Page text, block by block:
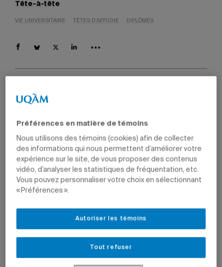
Tête-à-tête
VIE UNIVERSITAIRE TÊTES D'AFFICHE DIPLÔMÉS
ParDominique Forget
SérieTête-à-tête
Rencontre avec des diplômés inspirants, des leaders dans
leur domaine, des innovateurs, des passionnés qui veulent
Joanne Lalumière.
Photo: Nathalie St-Pierre.
Au volant de sa voiturette électrique, Joanne Lalumière
Préférences en matière de témoins
Nous utilisons des témoins (cookies) afin de collecter
des informations qui nous permettent d’améliorer votre
expérience sur le site, de vous proposer des contenus
vidéo, d’analyser les statistiques de fréquentation, etc.
Vous pouvez personnaliser votre choix en sélectionnant
« Préférences ».
Tout refuser
Autoriser les témoins